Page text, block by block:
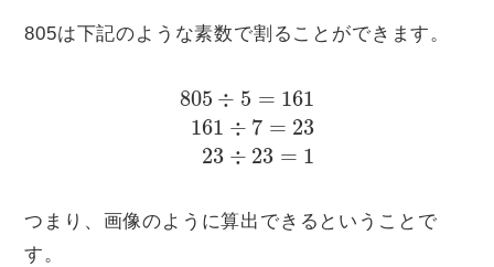
805は下記のような素数で割ることができます。
161161÷ =23
つまり、画像のように算出できるということで
す。